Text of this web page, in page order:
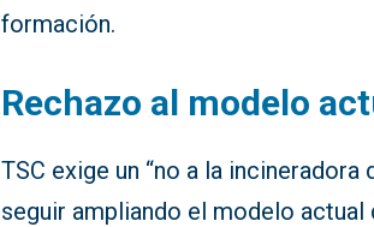
formación.
Rechazo al modelo
TSC exige un “no a la incineradora
seguir ampliando el modelo actual